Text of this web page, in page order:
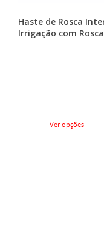
Haste de Rosca
Irrigação com
Ver opções